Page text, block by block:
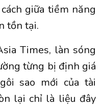
giữa tiềm năng
tồn tại.
Times, làn sóng
từng bị định giá
sao mới của tài
lại chỉ là liệu đây